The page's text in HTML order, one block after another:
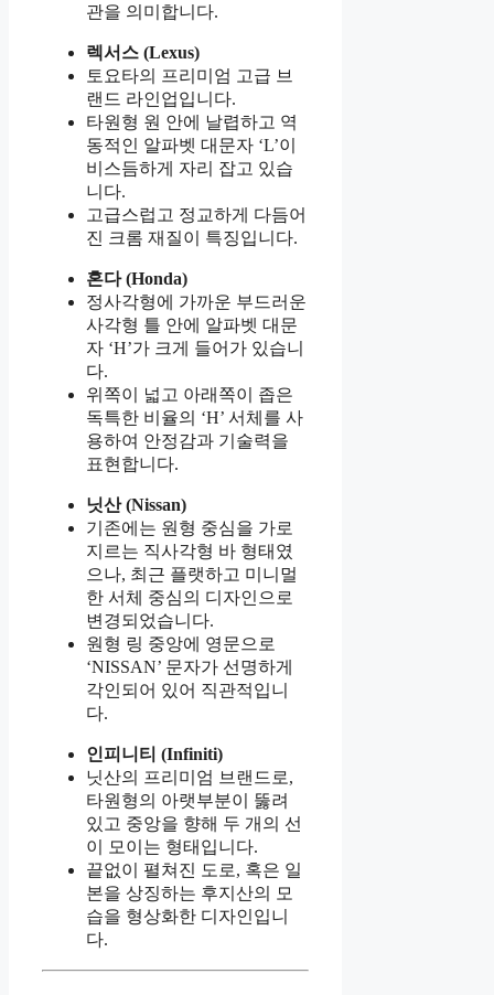
관을 의미합니다.
렉서스 (Lexus)
토요타의 프리미엄 고급 브
랜드 라인업입니다.
타원형 원 안에 날렵하고 역
동적인 알파벳 대문자 ‘L’이
비스듬하게 자리 잡고 있습
니다.
고급스럽고 정교하게 다듬어
진 크롬 재질이 특징입니다.
혼다 (Honda)
정사각형에 가까운 부드러운
사각형 틀 안에 알파벳 대문
자 ‘H’가 크게 들어가 있습니
다.
위쪽이 넓고 아래쪽이 좁은
독특한 비율의 ‘H’ 서체를 사
용하여 안정감과 기술력을
표현합니다.
닛산 (Nissan)
기존에는 원형 중심을 가로
지르는 직사각형 바 형태였
으나, 최근 플랫하고 미니멀
한 서체 중심의 디자인으로
변경되었습니다.
원형 링 중앙에 영문으로
‘NISSAN’ 문자가 선명하게
각인되어 있어 직관적입니
다.
인피니티 (Infiniti)
닛산의 프리미엄 브랜드로,
타원형의 아랫부분이 뚫려
있고 중앙을 향해 두 개의 선
이 모이는 형태입니다.
끝없이 펼쳐진 도로, 혹은 일
본을 상징하는 후지산의 모
습을 형상화한 디자인입니
다.